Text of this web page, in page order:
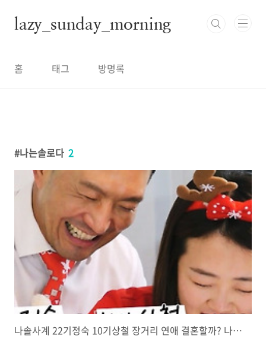
lazy_sunday_morning
홈 태그 방명록
나는솔로다 2
나솔사계 22기정숙 10기상철 장거리 연애 결혼할까? 나이 직업 프로필 인스타